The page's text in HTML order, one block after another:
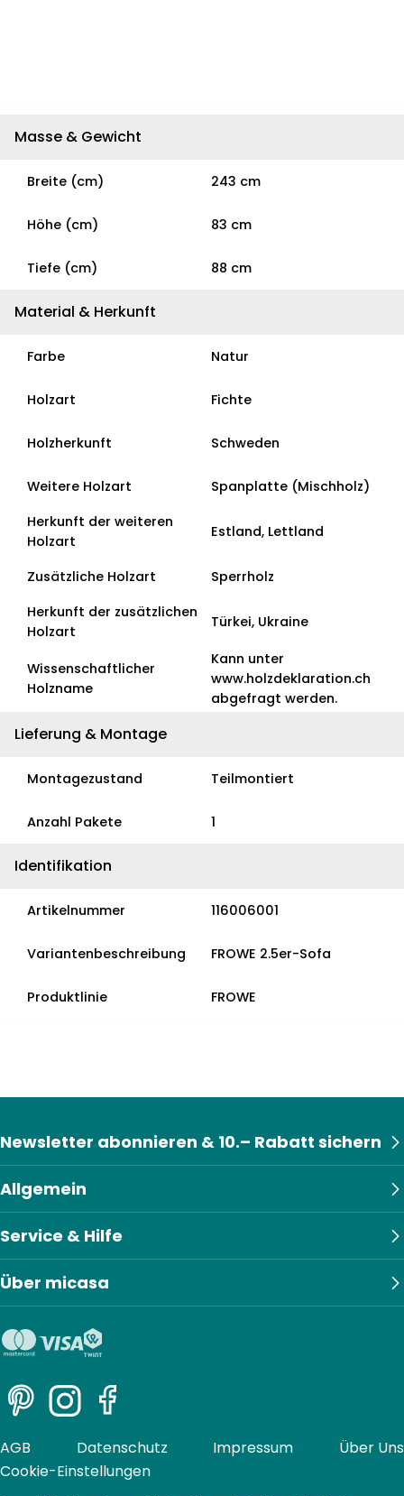
Masse & Gewicht
Breite (cm) 243 cm
Höhe (cm) 83 cm
Tiefe (cm) 88 cm
Material & Herkunft
Farbe Natur
Holzart Fichte
Holzherkunft Schweden
Weitere Holzart
Spanplatte (Mischholz)
Herkunft der weiteren
Holzart
Estland, Lettland
Zusätzliche Holzart
Sperrholz
Herkunft der zusätzlichen
Holzart
Türkei, Ukraine
Wissenschaftlicher
Holzname
Kann unter
www.holzdeklaration.ch
abgefragt werden.
Lieferung & Montage
Montagezustand Teilmontiert
Anzahl Pakete 1
Identifikation
Artikelnummer 116006001
Variantenbeschreibung FROWE 2.5er-Sofa
Produktlinie FROWE
Allgemein
Service & Hilfe
Über micasa
Newsletter abonnieren & 10.– Rabatt sichern
PinterestInstagramFacebook
AGB Datenschutz Impressum
Über Uns
Cookie-Einstellungen